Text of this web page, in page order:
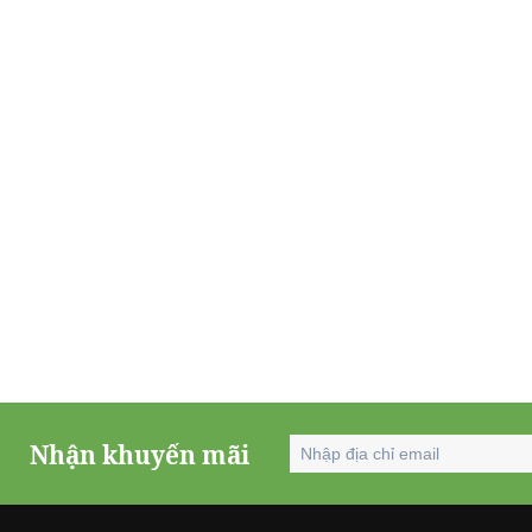
Nhận khuyến mãi